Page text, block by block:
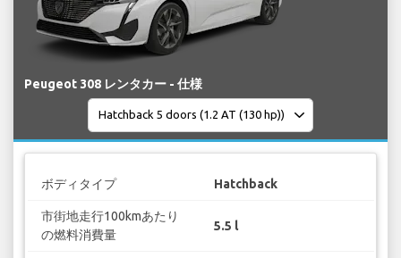
Peugeot 308 レンタカー - 仕様
ボディタイプ Hatchback
市街地走行100kmあたり
の燃料消費量
5.5 l